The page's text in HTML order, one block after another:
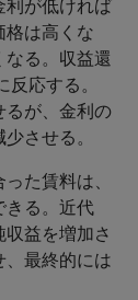
利が低ければ
格は高くな
る。収益還
応する。
るが、金利の
させる。
た賃料は、
きる。近代
益を増加さ
最終的には